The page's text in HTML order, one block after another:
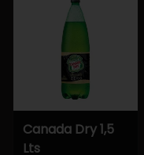
Canada Dry 1,5
Lts